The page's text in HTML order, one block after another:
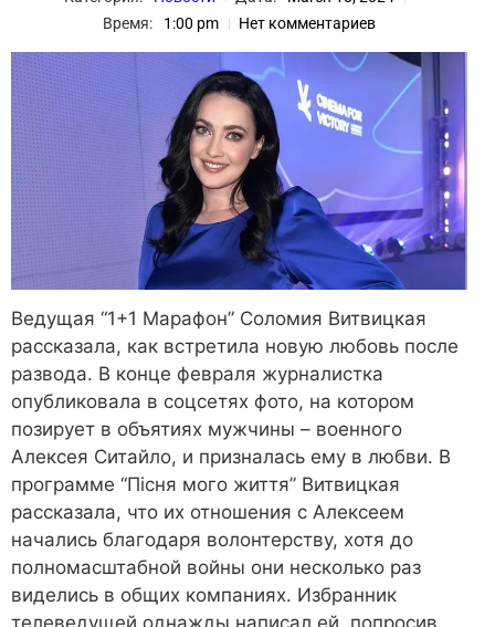
Время:
1:00 pm Нет комментариев
Ведущая “1+1 Марафон” Соломия Витвицкая
рассказала, как встретила новую любовь после
развода. В конце февраля журналистка
опубликовала в соцсетях фото, на котором
позирует в объятиях мужчины – военного
Алексея Ситайло, и призналась ему в любви. В
программе “Пісня мого життя” Витвицкая
рассказала, что их отношения с Алексеем
начались благодаря волонтерству, хотя до
полномасштабной войны они несколько раз
виделись в общих компаниях. Избранник